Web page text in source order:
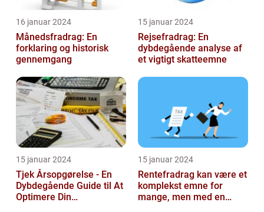
16 januar 2024
Månedsfradrag: En
forklaring og historisk
gennemgang
15 januar 2024
Rejsefradrag: En
dybdegående analyse af
et vigtigt skatteemne
15 januar 2024
Tjek Årsopgørelse - En
Dybdegående Guide til At
Optimere Din
15 januar 2024
Rentefradrag kan være et
komplekst emne for
mange, men med en